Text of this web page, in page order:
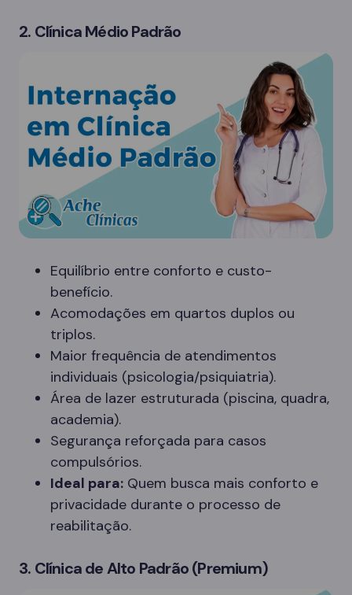
2. Clínica Médio Padrão
Equilíbrio entre conforto e custo-
benefício.
Acomodações em quartos duplos ou
triplos.
Maior frequência de atendimentos
individuais (psicologia/psiquiatria).
Área de lazer estruturada (piscina, quadra,
academia).
Segurança reforçada para casos
compulsórios.
Ideal para: Quem busca mais conforto e
privacidade durante o processo de
reabilitação.
3. Clínica de Alto Padrão (Premium)